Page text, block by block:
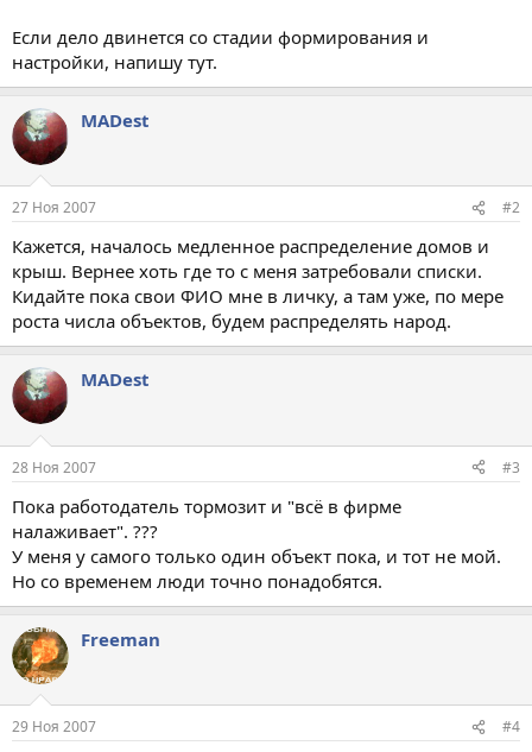
Если дело двинется со стадии формирования и
настройки, напишу тут.
MADest
27 Ноя 2007 #2
Кажется, началось медленное распределение домов и
крыш. Вернее хоть где то с меня затребовали списки.
Кидайте пока свои ФИО мне в личку, а там уже, по мере
роста числа объектов, будем распределять народ.
MADest
28 Ноя 2007 #3
Пока работодатель тормозит и "всё в фирме
налаживает". ???
У меня у самого только один объект пока, и тот не мой.
Но со временем люди точно понадобятся.
Freeman
29 Ноя 2007 #4